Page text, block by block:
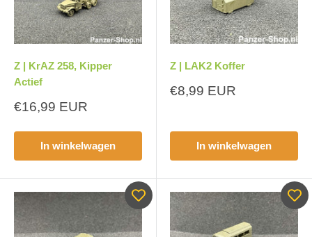
Z | KrAZ 258, Kipper
Actief
Aanbiedingsprijs
€16,99 EUR
In winkelwagen
Z | LAK2 Koffer
Aanbiedingsprijs
€8,99 EUR
In winkelwagen